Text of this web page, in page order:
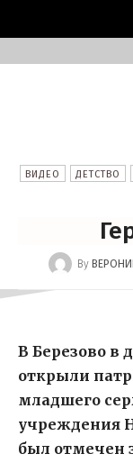
ВИДЕО ДЕТСТВО
By
В Березово в
открыли
младшего
учреждения
был отмечен